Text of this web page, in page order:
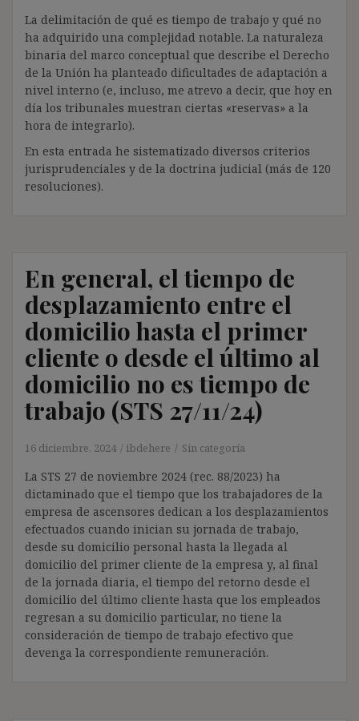
La delimitación de qué es tiempo de trabajo y qué no
ha adquirido una complejidad notable. La naturaleza
binaria del marco conceptual que describe el Derecho
de la Unión ha planteado dificultades de adaptación a
nivel interno (e, incluso, me atrevo a decir, que hoy en
día los tribunales muestran ciertas «reservas» a la
hora de integrarlo).
En esta entrada he sistematizado diversos criterios
jurisprudenciales y de la doctrina judicial (más de 120
resoluciones).
En general, el tiempo de
desplazamiento entre el
domicilio hasta el primer
cliente o desde el último al
domicilio no es tiempo de
trabajo (STS 27/11/24)
16 diciembre, 2024 ibdehere Sin categoría
La STS 27 de noviembre 2024 (rec. 88/2023) ha
dictaminado que el tiempo que los trabajadores de la
empresa de ascensores dedican a los desplazamientos
efectuados cuando inician su jornada de trabajo,
desde su domicilio personal hasta la llegada al
domicilio del primer cliente de la empresa y, al final
de la jornada diaria, el tiempo del retorno desde el
domicilio del último cliente hasta que los empleados
regresan a su domicilio particular, no tiene la
consideración de tiempo de trabajo efectivo que
devenga la correspondiente remuneración.